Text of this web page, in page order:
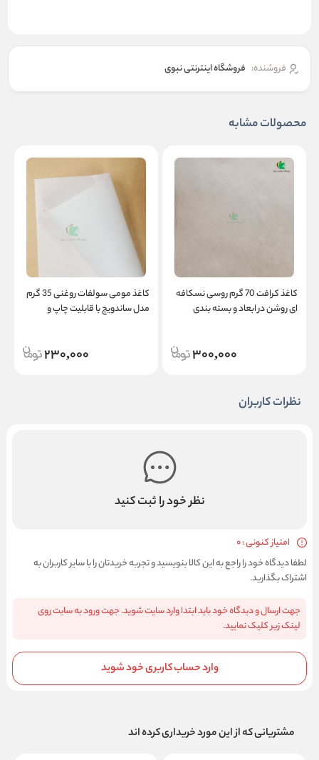
فروشنده: فروشگاه اینترنتی نبوی
محصولات مشابه
کاغذ کرافت 70 گرم روسی نسکافه
ای روشن در ابعاد و بسته بندی
300,000
کاغذ مومی سولفات روغنی 35 گرم
مدل ساندویچ با قابلیت چاپ و
230,000
نظرات کاربران
نظر خود را ثبت کنید
امتیاز کنونی : 0
لطفا دیدگاه خود را راجع به این کالا بنویسید و تجربه خریدتان را با سایر کاربران به
اشتراک بگذارید.
جهت ارسال و دیدگاه خود باید ابتدا وارد سایت شوید. جهت ورود به سایت روی
لینک زیر کلیک نمایید.
وارد حساب کاربری خود شوید
مشتریانی که از این مورد خریداری کرده اند